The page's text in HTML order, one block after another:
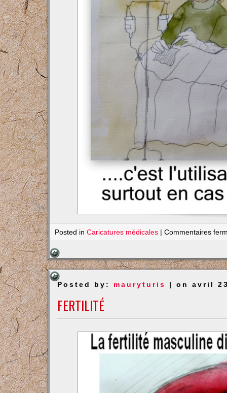
Posted inCaricatures médicales |Commentaires
Posted by: mauryturis | on avril
FERTILITÉ